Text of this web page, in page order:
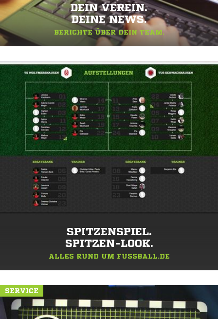
DEIN VEREIN.
DEINE NEWS.
BERICHTE ÜBER DEIN TEAM.
SPITZENSPIEL.
SPITZEN-LOOK.
ALLES RUND UM FUSSBALL.DE
SERVICE